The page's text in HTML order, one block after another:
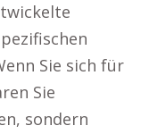
Sie sich für
Sie
sondern